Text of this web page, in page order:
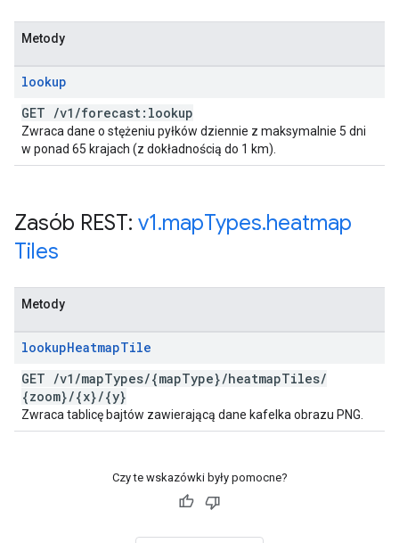
Metody
lookup
GET /v1 /forecast:lookup
Zwraca dane o stężeniu pyłków dziennie z maksymalnie 5 dni
w ponad 65 krajach (z dokładnością do 1 km).
Zasób REST: v1.mapTypes.heatmap
Tiles
Metody
lookupHeatmapTile
GET /v1 /mapTypes/{mapType}/heatmapTiles/
{zoom}/{x}/{y}
Zwraca tablicę bajtów zawierającą dane kafelka obrazu PNG.
Czy te wskazówki były pomocne?